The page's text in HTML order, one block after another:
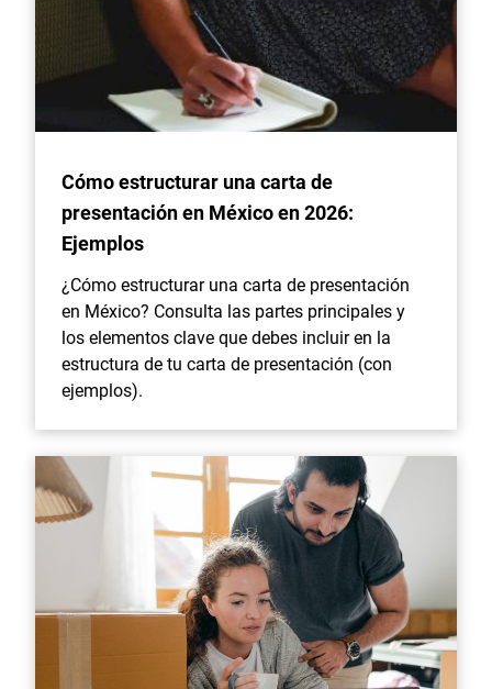
Cómo estructurar una carta de
presentación en México en 2026:
Ejemplos
¿Cómo estructurar una carta de presentación
en México? Consulta las partes principales y
los elementos clave que debes incluir en la
estructura de tu carta de presentación (con
ejemplos).